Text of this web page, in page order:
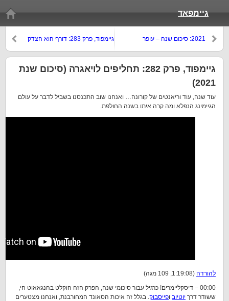
גיימפאד
גיימפוד, פרק 283: דורף הוא הצדק 2021: סיכום שנה – עופר
גיימפוד, פרק 282: תחליפים לויאגרה (סיכום שנת
2021)
עוד שנה, עוד וריאנטים של קורונה… ואנחנו שוב התכנסנו בשביל לדבר על עולם
הגיימינג הנפלא ומה קרה איתו בשנה החולפת.
להורדה (1:19:08, 109 מגה)
00:00 – דיסקליימרים! כרגיל עבור סיכומי שנה, הפרק הזה הוקלט בהנגאאוט חי,
ששודר דרך יוטיוב ופייסבוק. בגלל זה איכות הסאונד המחורבנת, ואנחנו מצטערים